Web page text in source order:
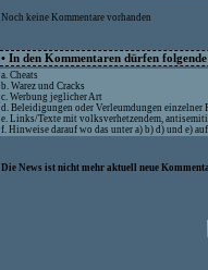
Noch keine Kommentare vorhanden
• In den Kommentaren dürfen
a. Cheats
b. Warez und Cracks
c. Werbung jeglicher Art
d. Beleidigungen oder Verleumdungen einzelner
e. Links/Texte mit volksverhetzendem,
f. Hinweise darauf wo das unter a) b) d) und e)
Die News ist nicht mehr aktuell neue